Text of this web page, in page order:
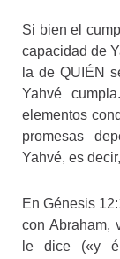
Si bien el
capacidad de
la de QUIÉN
Yahvé
elementos
promesas
Yahvé, es
En Génesis
con Abraham,
le dice («y